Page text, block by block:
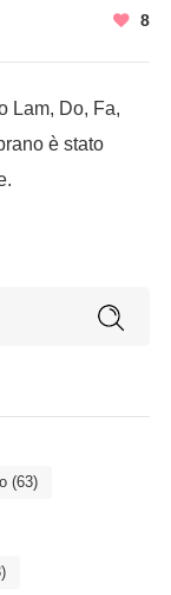
8
Lam, Do, Fa,
è stato
(63)